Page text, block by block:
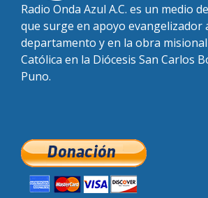
Radio Onda Azul A.C. es un medio
que surge en apoyo evangelizador
departamento y en la obra
Católica en la Diócesis San Carlos
Puno.